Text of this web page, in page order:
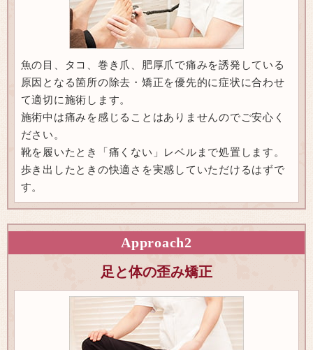
魚の目、タコ、巻き爪、肥厚爪で痛みを誘発している
原因となる箇所の除去・矯正を優先的に症状に合わせ
て適切に施術します。
施術中は痛みを感じることはありませんのでご安心く
ださい。
靴を履いたとき「痛くない」レベルまで処置します。
歩き出したときの快適さを実感していただけるはずで
す。
Approach2
足と体の歪み矯正